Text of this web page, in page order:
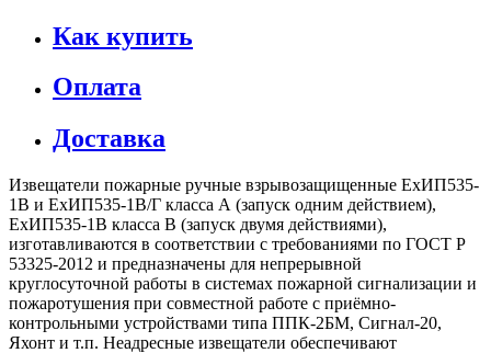
Как купить
Оплата
Доставка
Извещатели пожарные ручные взрывозащищенные ЕхИП535-
1В и ЕхИП535-1В/Г класса А (запуск одним действием),
ЕхИП535-1В класса В (запуск двумя действиями),
изготавливаются в соответствии с требованиями по ГОСТ Р
53325-2012 и предназначены для непрерывной
круглосуточной работы в системах пожарной сигнализации и
пожаротушения при совместной работе с приёмно-
контрольными устройствами типа ППК-2БМ, Сигнал-20,
Яхонт и т.п. Неадресные извещатели обеспечивают